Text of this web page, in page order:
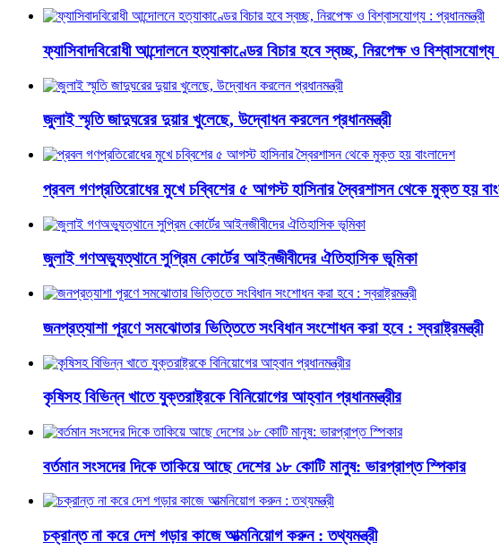
ফ্যাসিবাদবিরোধী আন্দোলনে হত্যাকাণ্ডের বিচার হবে স্বচ্ছ, নিরপেক্ষ ও বিশ্বাসযোগ্য
জুলাই স্মৃতি জাদুঘরের দুয়ার খুলেছে, উদ্বোধন করলেন প্রধানমন্ত্রী
প্রবল গণপ্রতিরোধের মুখে চব্বিশের ৫ আগস্ট হাসিনার স্বৈরশাসন থেকে মুক্ত হয়
জুলাই গণঅভ্যুত্থানে সুপ্রিম কোর্টের আইনজীবীদের ঐতিহাসিক ভূমিকা
জনপ্রত্যাশা পূরণে সমঝোতার ভিত্তিতে সংবিধান সংশোধন করা হবে : স্বরাষ্ট্রমন্ত্রী
কৃষিসহ বিভিন্ন খাতে যুক্তরাষ্ট্রকে বিনিয়োগের আহ্বান প্রধানমন্ত্রীর
বর্তমান সংসদের দিকে তাকিয়ে আছে দেশের ১৮ কোটি মানুষ: ভারপ্রাপ্ত স্পিকার
চক্রান্ত না করে দেশ গড়ার কাজে আত্মনিয়োগ করুন : তথ্যমন্ত্রী